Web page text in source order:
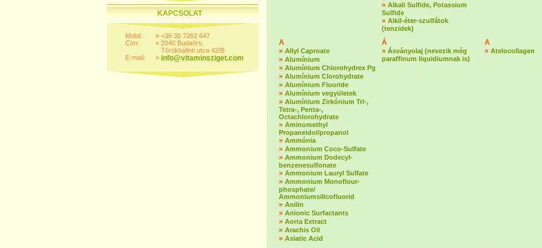
KAPCSOLAT
Mobil:
Cím:
E-mail:
»
»
»
+36 30 7262 647
2040 Budaörs,
Törökbálinti utca 42/B
info@vitaminsziget.com
» Alkali Sulfide, Potassium
Sulfide
» Alkil-éter-szulfátok
(tenzidek)
A
» Allyl Caproate
» Alumínium
» Alumínium Chlorohydrex Pg
» Alumínium Clorohydrate
» Alumínium Fluoride
» Alumínium vegyületek
» Alumínium Zirkónium Tri-,
Tetra-, Penta-,
Octachlorohydrate
» Aminomethyl
Propaneidol/propanol
» Ammónia
» Ammonium Coco-Sulfate
» Ammonium Dodecyl-
benzenesulfonate
» Ammonium Lauryl Sulfate
» Ammonium Monoflour-
phosphate/
Ammoniumsilicofluorid
» Anilin
» Anionic Surfactants
» Aorta Extract
» Arachis Oil
» Asiatic Acid
Á
» Ásványolaj (nevezik még
paraffinum liquidiumnak is)
A
» Atelocollagen